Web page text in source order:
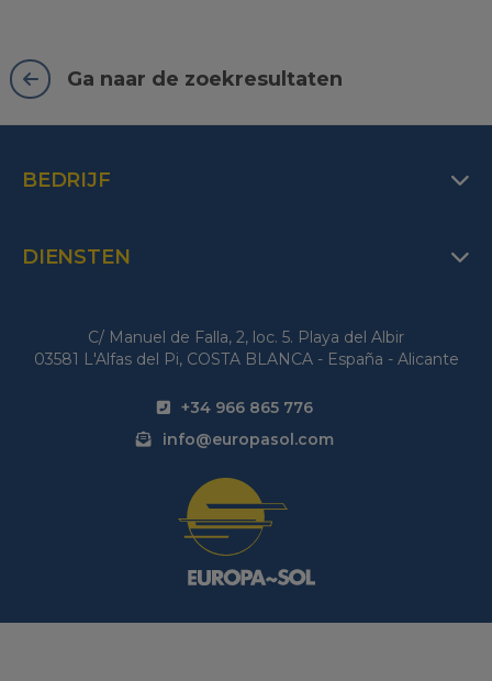
Ga naar de zoekresultaten
BEDRIJF
DIENSTEN
C/ Manuel de Falla, 2, loc. 5. Playa del Albir
03581 L'Alfas del Pi, COSTA BLANCA - España - Alicante
+34 966 865 776
info@europasol.com